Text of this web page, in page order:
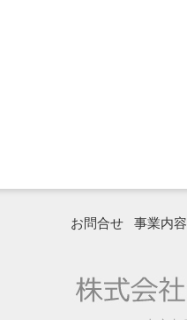
お問合せ 事業内容